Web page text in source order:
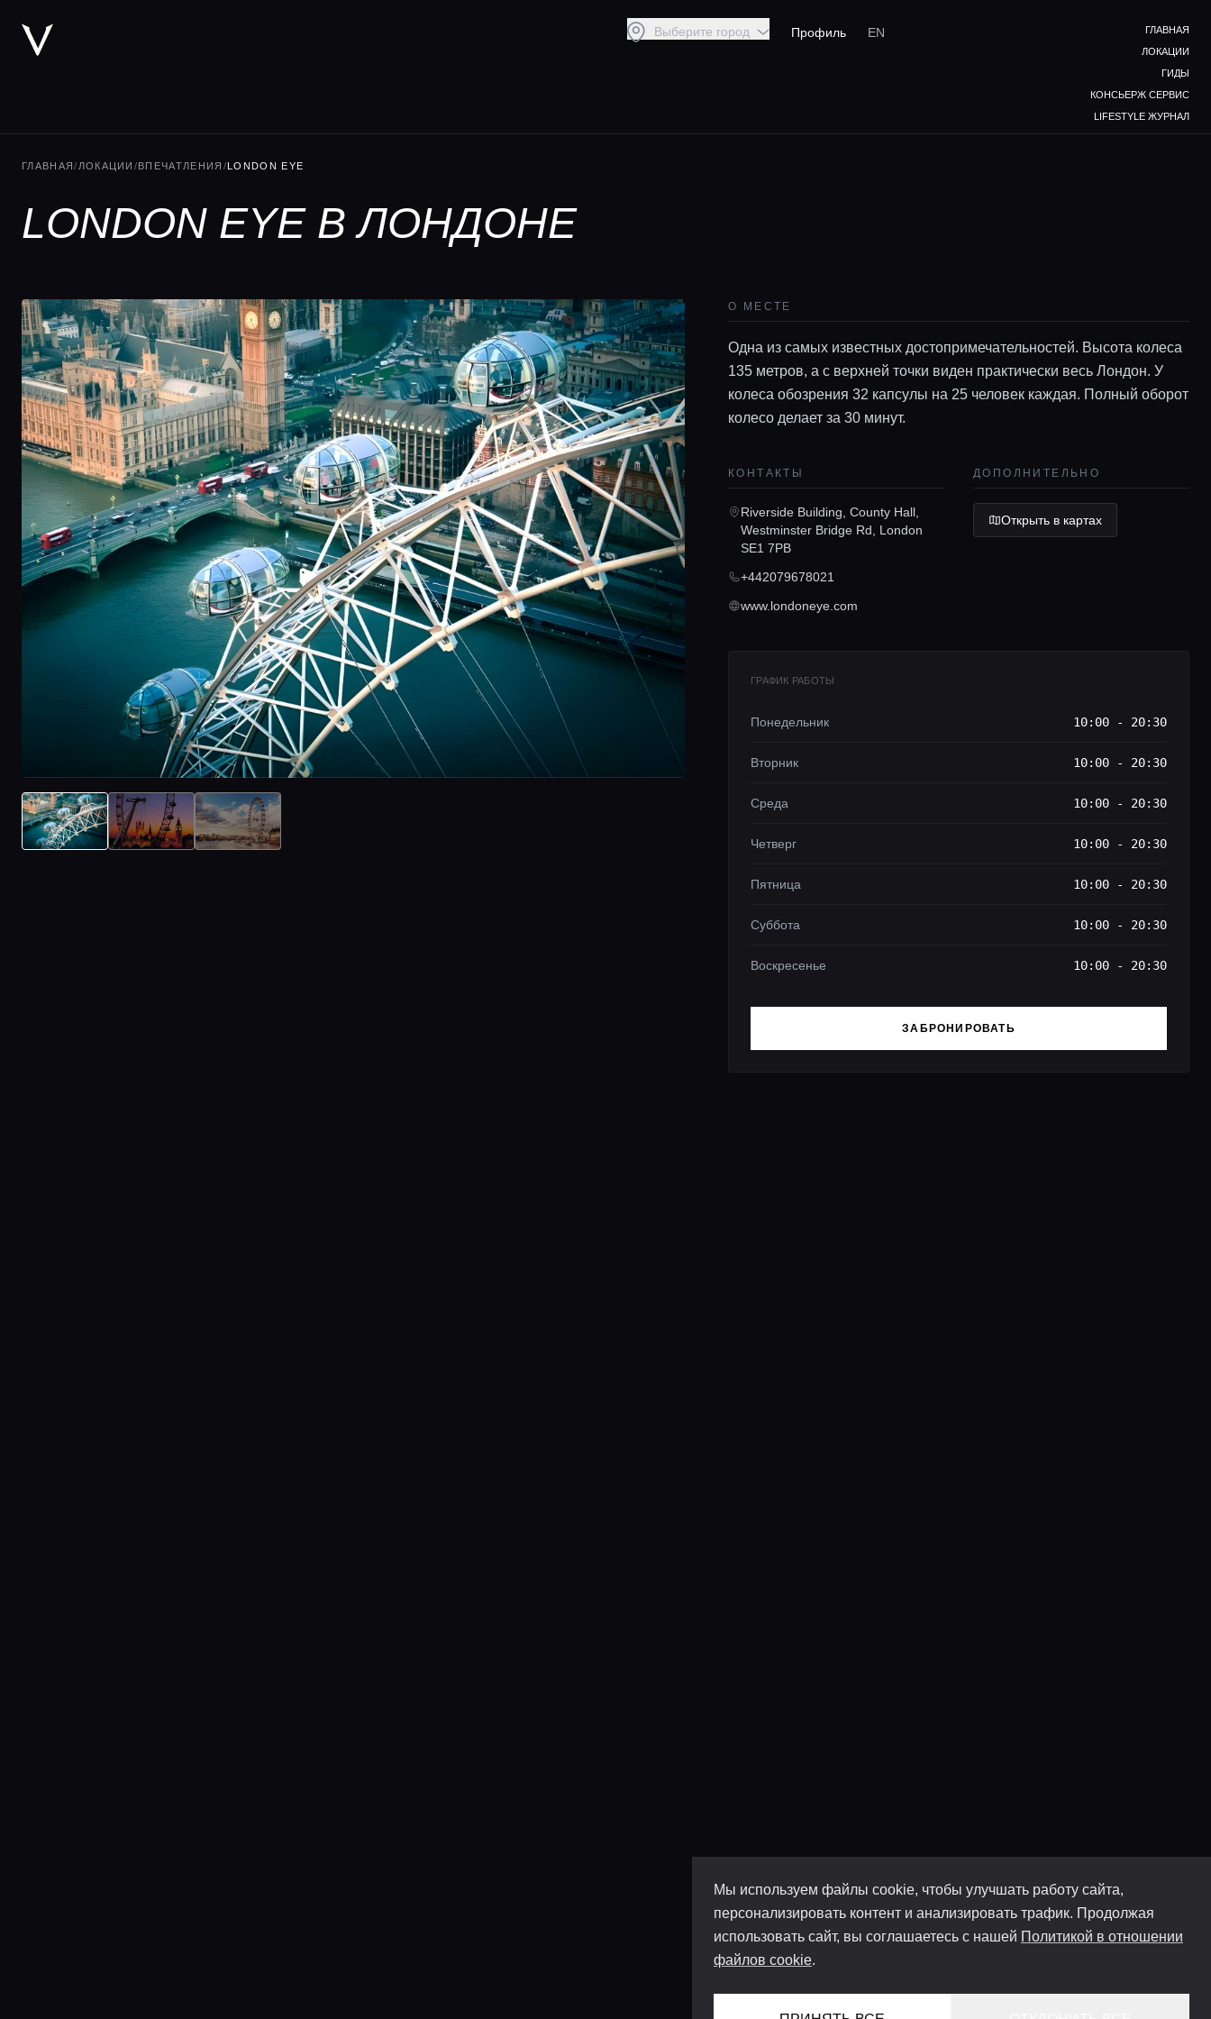
Мы используем файлы cookie, чтобы улучшать работу сайта,
персонализировать контент и анализировать трафик. Продолжая
использовать сайт, вы соглашаетесь с нашей Политикой в отношении
файлов cookie.
Выберите город Профиль EN
ГЛАВНАЯ
ЛОКАЦИИ
ГИДЫ
КОНСЬЕРЖ СЕРВИС
LIFESTYLE ЖУРНАЛ
ГЛАВНАЯ/ ЛОКАЦИИ /ВПЕЧАТЛЕНИЯ /LONDON EYE
LONDON EYE В ЛОНДОНЕ
О МЕСТЕ
Одна из самых известных достопримечательностей. Высота колеса
135 метров, а с верхней точки виден практически весь Лондон. У
колеса обозрения 32 капсулы на 25 человек каждая. Полный оборот
колесо делает за 30 минут.
КОНТАКТЫ
Riverside Building, County Hall,
Westminster Bridge Rd, London
SE1 7PB
+442079678021
www.londoneye.com
ДОПОЛНИТЕЛЬНО
Открыть в картах
ГРАФИК РАБОТЫ
Понедельник 10:00 - 20:30
Вторник 10:00 - 20:30
Среда 10:00 - 20:30
Четверг 10:00 - 20:30
Пятница 10:00 - 20:30
Суббота 10:00 - 20:30
Воскресенье 10:00 - 20:30
ЗАБРОНИРОВАТЬ